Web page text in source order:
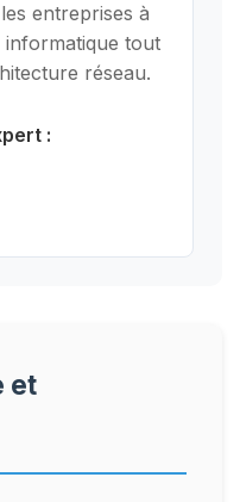
entreprises à
tout
réseau.
:
et